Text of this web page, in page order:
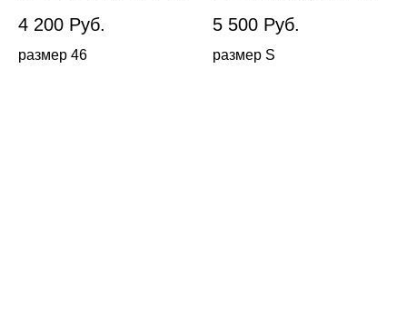
4 200 Руб.
размер 46
5 500 Руб.
размер S